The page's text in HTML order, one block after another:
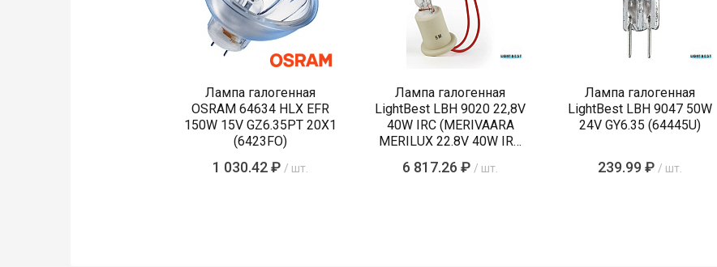
Лампа галогенная
OSRAM 64634 HLX EFR
150W 15V GZ6.35PT 20X1
(6423FO)
1 030.42 ₽ / шт.
Лампа галогенная
LightBest LBH 9020 22,8V
40W IRC (MERIVAARA
MERILUX 22.8V 40W IRC
6 817.26 ₽ / шт.
Лампа галогенная
LightBest LBH 9047 50W
24V GY6.35 (64445U)
239.99 ₽ / шт.